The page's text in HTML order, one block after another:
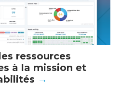
ressources
à la mission et
→